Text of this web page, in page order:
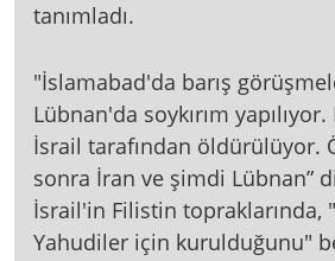
tanımladı.
"İslamabad'da barış
Lübnan'da soykırım
İsrail tarafından öldürülüyor.
sonra İran ve şimdi Lübnan”
İsrail'in Filistin topraklarında,
Yahudiler için kurulduğunu"